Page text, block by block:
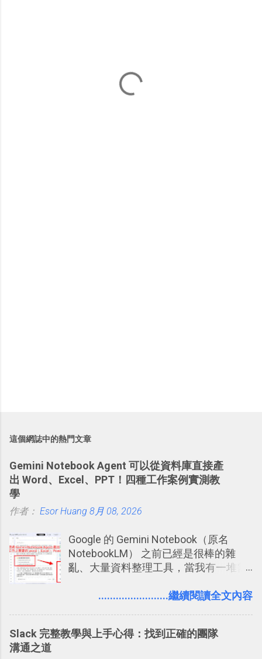
這個網誌中的熱門文章
Gemini Notebook Agent 可以從資料庫直接產
出 Word、Excel、PPT！四種工作案例實測教
學
作者： Esor Huang 8月 08, 2026
Google 的 Gemini Notebook（原名
NotebookLM） 之前已經是很棒的雜
亂、大量資料整理工具，當我有一堆需
量格式不一的混亂工作文件需要彙整，
Codex 這樣的 AI 工作作進階處理。
........................繼續閱讀全文內容
Slack 完整教學與上手心得：找到正確的團隊
溝通之道